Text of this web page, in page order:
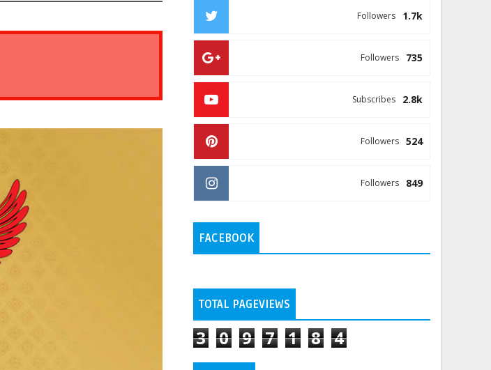
1.7k
Followers
735
Followers
2.8k
Subscribes
524
Followers
849
Followers
FACEBOOK
TOTAL PAGEVIEWS
3 0 9 7 1 8 4